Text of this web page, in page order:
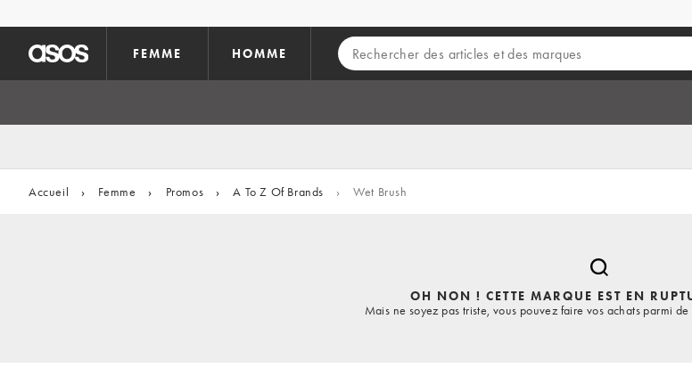
FEMME HOMME
Accueil › Femme › Promos › A To Z Of Brands › Wet Brush
OH NON ! CETTE MARQUE EST EN
Mais ne soyez pas triste, vous pouvez faire vos achats parmi